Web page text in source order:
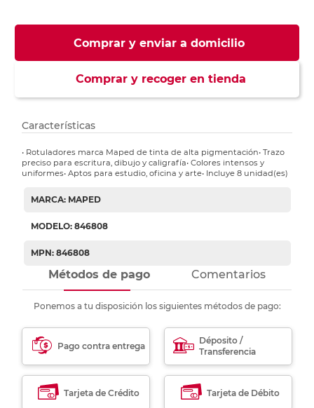
Comprar y enviar a domicilio
Comprar y recoger en tienda
Características
• Rotuladores marca Maped de tinta de alta pigmentación• Trazo
preciso para escritura, dibujo y caligrafía• Colores intensos y
uniformes• Aptos para estudio, oficina y arte• Incluye 8 unidad(es)
MARCA: MAPED
MODELO: 846808
MPN: 846808
Métodos de pago Comentarios
Ponemos a tu disposición los siguientes métodos de pago:
Pago contra entrega
Déposito /
Transferencia
Tarjeta de Crédito Tarjeta de Débito